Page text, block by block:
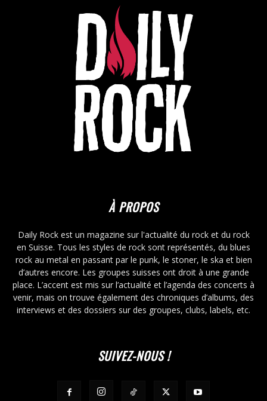
À PROPOS
Daily Rock est un magazine sur l'actualité du rock et du rock
en Suisse. Tous les styles de rock sont représentés, du blues
rock au metal en passant par le punk, le stoner, le ska et bien
d’autres encore. Les groupes suisses ont droit à une grande
place. L’accent est mis sur l’actualité et l’agenda des concerts à
venir, mais on trouve également des chroniques d’albums, des
interviews et des dossiers sur des groupes, clubs, labels, etc.
SUIVEZ-NOUS !